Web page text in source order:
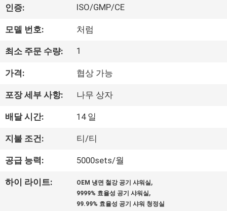
디
우
리
에
관
한
것
인증: ISO/GMP/CE
모델 번호: 처럼
최소 주문 수량: 1
가격: 협상 가능
포장 세부 사항: 나무 상자
배달 시간: 14 일
지불 조건: 티/티
공급 능력: 5000sets/월
하이 라이트: OEM 냉면 철강 공기 샤워실,
9999% 효율성 공기 샤워실,
99.99% 효율성 공기 샤워 청정실